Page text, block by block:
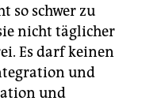
so schwer zu
nicht täglicher
Es darf keinen
und
und